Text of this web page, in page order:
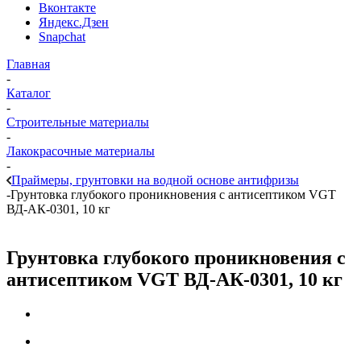
Вконтакте
Яндекс.Дзен
Snapchat
Главная
-
Каталог
-
Строительные материалы
-
Лакокрасочные материалы
-
Праймеры, грунтовки на водной основе антифризы
-Грунтовка глубокого проникновения с антисептиком VGT
ВД-АК-0301, 10 кг
Грунтовка глубокого проникновения с
антисептиком VGT ВД-АК-0301, 10 кг